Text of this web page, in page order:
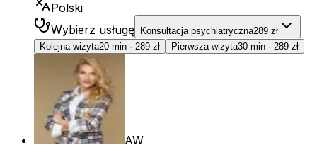
Polski
Wybierz usługę
Konsultacja psychiatryczna289 zł
Kolejna wizyta20 min · 289 zł Pierwsza wizyta30 min · 289 zł
AW